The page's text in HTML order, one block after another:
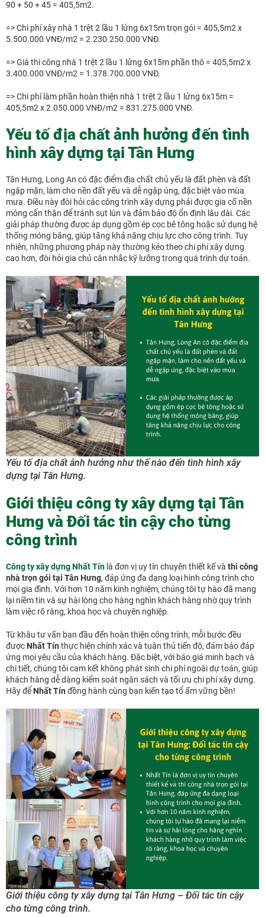
90 + 50 + 45 = 405,5m2.
=> Chi phí xây nhà 1 trệt 2 lầu 1 lửng 6x15m trọn gói = 405,5m2 x
5.500.000 VNĐ/m2 = 2.230.250.000 VNĐ.
=> Giá thi công nhà 1 trệt 2 lầu 1 lửng 6x15m phần thô = 405,5m2 x
3.400.000 VNĐ/m2 = 1.378.700.000 VNĐ.
=> Chi phí làm phần hoàn thiện nhà 1 trệt 2 lầu 1 lửng 6x15m =
405,5m2 x 2.050.000 VNĐ/m2 = 831.275.000 VNĐ.
Yếu tố địa chất ảnh hưởng đến tình
hình xây dựng tại Tân Hưng
Tân Hưng, Long An có đặc điểm địa chất chủ yếu là đất phèn và đất
ngập mặn, làm cho nền đất yếu và dễ ngập úng, đặc biệt vào mùa
mưa. Điều này đòi hỏi các công trình xây dựng phải được gia cố nền
móng cẩn thận để tránh sụt lún và đảm bảo độ ổn định lâu dài. Các
giải pháp thường được áp dụng gồm ép cọc bê tông hoặc sử dụng hệ
thống móng băng, giúp tăng khả năng chịu lực cho công trình. Tuy
nhiên, những phương pháp này thường kéo theo chi phí xây dựng
cao hơn, đòi hỏi gia chủ cân nhắc kỹ lưỡng trong quá trình dự toán.
Yếu tố địa chất ảnh hưởng như thế nào đến tình hình xây
dựng tại Tân Hưng.
Giới thiệu công ty xây dựng tại Tân
Hưng và Đối tác tin cậy cho từng
công trình
Công ty xây dựng Nhất Tín là đơn vị uy tín chuyên thiết kế và thi công
nhà trọn gói tại Tân Hưng, đáp ứng đa dạng loại hình công trình cho
mọi gia đình. Với hơn 10 năm kinh nghiệm, chúng tôi tự hào đã mang
lại niềm tin và sự hài lòng cho hàng nghìn khách hàng nhờ quy trình
làm việc rõ ràng, khoa học và chuyên nghiệp.
Từ khâu tư vấn ban đầu đến hoàn thiện công trình, mỗi bước đều
được Nhất Tín thực hiện chính xác và tuân thủ tiến độ, đảm bảo đáp
ứng mọi yêu cầu của khách hàng. Đặc biệt, với báo giá minh bạch và
chi tiết, chúng tôi cam kết không phát sinh chi phí ngoài dự toán, giúp
khách hàng dễ dàng kiểm soát ngân sách và tối ưu chi phí xây dựng.
Hãy để Nhất Tín đồng hành cùng bạn kiến tạo tổ ấm vững bền!
Giới thiệu công ty xây dựng tại Tân Hưng – Đối tác tin cậy
cho từng công trình.